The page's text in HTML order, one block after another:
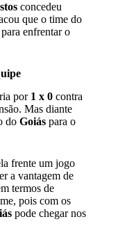
concedeu
que o time do
enfrentar o
por1 x 0 contra
Mas diante
do Goiás para o
frente um jogo
a vantagem de
termos de
pois com os
pode chegar nos